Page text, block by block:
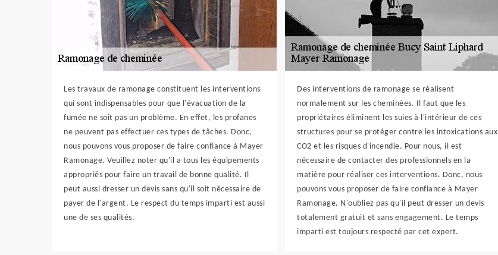
Les travaux de ramonage constituent les interventions
qui sont indispensables pour que l'évacuation de la
fumée ne soit pas un problème. En effet, les profanes
ne peuvent pas effectuer ces types de tâches. Donc,
nous pouvons vous proposer de faire confiance à Mayer
Ramonage. Veuillez noter qu'il a tous les équipements
appropriés pour faire un travail de bonne qualité. Il
peut aussi dresser un devis sans qu'il soit nécessaire de
payer de l'argent. Le respect du temps imparti est aussi
une de ses qualités.
Des interventions de ramonage se réalisent
normalement sur les cheminées. Il faut que les
propriétaires éliminent les suies à l'intérieur de ces
structures pour se protéger contre les intoxications aux
CO2 et les risques d'incendie. Pour nous, il est
nécessaire de contacter des professionnels en la
matière pour réaliser ces interventions. Donc, nous
pouvons vous proposer de faire confiance à Mayer
Ramonage. N'oubliez pas qu'il peut dresser un devis
totalement gratuit et sans engagement. Le temps
imparti est toujours respecté par cet expert.